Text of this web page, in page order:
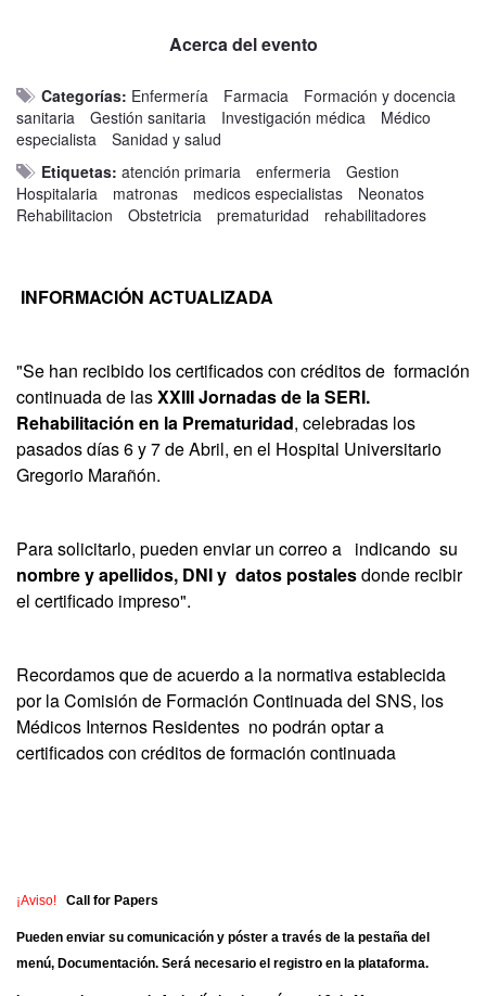
Acerca del evento
Categorías: Enfermería Farmacia
Formación y docencia
sanitaria
Gestión sanitaria Investigación médica
Médico
especialista
Sanidad y salud
Etiquetas: atención primaria enfermeria
Gestion
Hospitalaria
matronas medicos especialistas
Neonatos
Rehabilitacion
Obstetricia prematuridad rehabilitadores
INFORMACIÓN ACTUALIZADA
"Se han recibido los certificados con créditos de formación
continuada de lasXXIII Jornadas de la SERI.
Rehabilitación en la Prematuridad, celebradas los
pasados días 6 y 7 de Abril, en el Hospital Universitario
Gregorio Marañón.
Para solicitarlo, pueden enviar un correo a indicando su
nombre y apellidos, DNI y datos postalesdonde recibir
el certificado impreso".
Recordamos que de acuerdo a la normativa establecida
por la Comisión de Formación Continuada del SNS, los
Médicos Internos Residentes no podrán optar a
certificados con créditos de formación continuada
¡Aviso! Call for Papers
Pueden enviar su comunicación y póster a través de la pestaña del
menú, Documentación. Será necesario el registro en la plataforma.